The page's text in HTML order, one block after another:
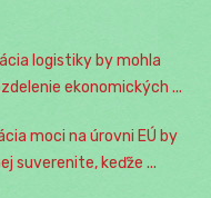
logistiky by mohla
ekonomických ...
moci na úrovni EÚ by
suverenite, keďže ...